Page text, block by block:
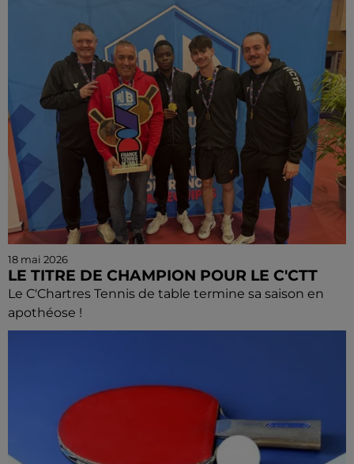
18 mai 2026
LE TITRE DE CHAMPION POUR LE C'CTT
Le C'Chartres Tennis de table termine sa saison en
apothéose !